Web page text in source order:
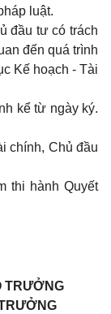
luật.
đầu tư có trách
đến quá trình
Kế hoạch - Tài
kể từ ngày ký.
chính, Chủ đầu
thi hành Quyết
TRƯỞNG